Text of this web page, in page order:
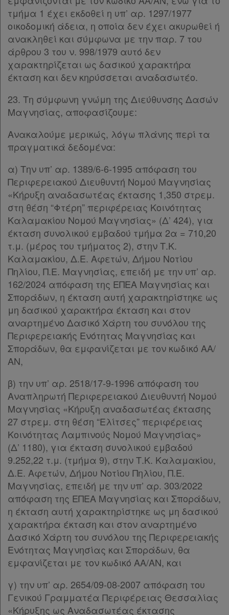
τμήμα 1 έχει εκδοθεί η υπ’ αρ. 1297/1977
οικοδομική άδεια, η οποία δεν έχει ακυρωθεί ή
ανακληθεί και σύμφωνα με την παρ. 7 του
άρθρου 3 του ν. 998/1979 αυτό δεν
χαρακτηρίζεται ως δασικού χαρακτήρα
έκταση και δεν κηρύσσεται αναδασωτέο.
23. Tη σύμφωνη γνώμη της Διεύθυνσης Δασών
Μαγνησίας, αποφασίζουμε:
Ανακαλούμε μερικώς, λόγω πλάνης περί τα
πραγματικά δεδομένα:
α) Την υπ’ αρ. 1389/6-6-1995 απόφαση του
Περιφερειακού Διευθυντή Νομού Μαγνησίας
«Κήρυξη αναδασωτέας έκτασης 1,350 στρεμ.
στη θέση “Φτέρη” περιφέρειας Κοινότητας
Καλαμακίου Νομού Μαγνησίας» (Δ’ 424), για
έκταση συνολικού εμβαδού τμήμα 2α = 710,20
τ.μ. (μέρος του τμήματος 2), στην Τ.Κ.
Καλαμακίου, Δ.Ε. Αφετών, Δήμου Νοτίου
Πηλίου, Π.Ε. Μαγνησίας, επειδή με την υπ’ αρ.
162/2024 απόφαση της ΕΠΕΑ Μαγνησίας και
Σποράδων, η έκταση αυτή χαρακτηρίστηκε ως
μη δασικού χαρακτήρα έκταση και στον
αναρτημένο Δασικό Χάρτη του συνόλου της
Περιφερειακής Ενότητας Μαγνησίας και
Σποράδων, θα εμφανίζεται με τον κωδικό ΑΑ/
ΑΝ,
β) την υπ’ αρ. 2518/17-9-1996 απόφαση του
Αναπληρωτή Περιφερειακού Διευθυντή Νομού
Μαγνησίας «Κήρυξη αναδασωτέας έκτασης
27 στρεμ. στη θέση “Ελίτσες” περιφέρειας
Κοινότητας Λαμπινούς Νομού Μαγνησίας»
(Δ’ 1180), για έκταση συνολικού εμβαδού
9.252,22 τ.μ. (τμήμα 9), στην Τ.Κ. Καλαμακίου,
Δ.Ε. Αφετών, Δήμου Νοτίου Πηλίου, Π.Ε.
Μαγνησίας, επειδή με την υπ’ αρ. 303/2022
απόφαση της ΕΠΕΑ Μαγνησίας και Σποράδων,
η έκταση αυτή χαρακτηρίστηκε ως μη δασικού
χαρακτήρα έκταση και στον αναρτημένο
Δασικό Χάρτη του συνόλου της Περιφερειακής
Ενότητας Μαγνησίας και Σποράδων, θα
εμφανίζεται με τον κωδικό ΑΑ/ΑΝ, και
γ) την υπ’ αρ. 2654/09-08-2007 απόφαση του
Γενικού Γραμματέα Περιφέρειας Θεσσαλίας
«Κήρυξης ως Αναδασωτέας έκτασης